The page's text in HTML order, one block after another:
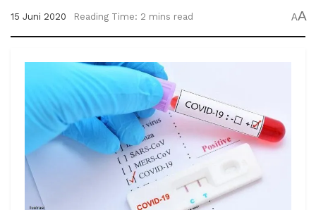
15 Juni 2020 Reading Time: 2 mins read AA